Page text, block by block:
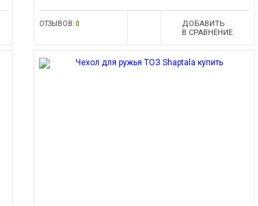
ОТЗЫВОВ:0
ДОБАВИТЬ
В СРАВНЕНИЕ